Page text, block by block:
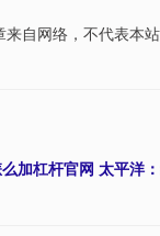
自网络，不代表本站
加杠杆官网 太平洋